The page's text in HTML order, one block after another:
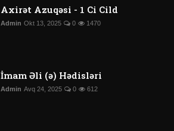
Axirət Azuqəsi - 1 Ci Cild
Admin Okt 13, 2025 0 1470
İmam Əli (ə) Hədisləri
Admin Avq 24, 2025 0 612